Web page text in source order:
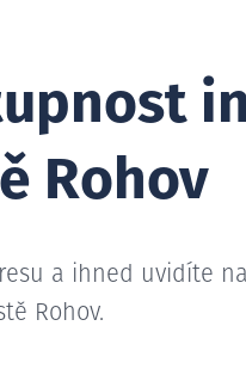
Rohov
a ihned uvidíte
Rohov.